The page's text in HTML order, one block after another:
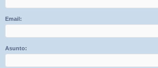
Email:
Asunto: